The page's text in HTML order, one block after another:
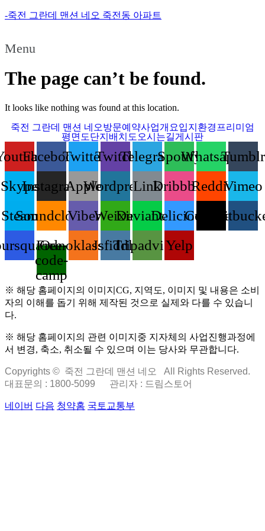
-죽전 그란데 맨션 네오 죽전동 아파트
Menu
The page can’t be found.
It looks like nothing was found at this location.
죽전 그란데 맨션 네오방문예약사업개요입지환경 프리미엄
평면도단지배치도 오시는길게시판
FacebookTwitterTwitchTelegramSpotifyWhatsappTumblr
SkypeInstagramAppleWordpressLinkDribbbleRedditVimeo
Steam
Soundcloud
ViberWeixinDeviantart
DeliciousCodepen
Free-
code-
camp
Odnoklassniki
Jsfiddle
Tripadvisor
Yelp
※ 해당 홈페이지의 이미지CG, 지역도, 이미지 및 내용은 소비
자의 이해를 돕기 위해 제작된 것으로 실제와 다를 수 있습니
다.
※ 해당 홈페이지의 관련 이미지중 지자체의 사업진행과정에
서 변경, 축소, 취소될 수 있으며 이는 당사와 무관합니다.
Copyrights © 죽전 그란데 맨션 네오 All Rights Reserved.
대표문의 : 1800-5099 관리자 : 드림스토어
네이버 다음 청약홈 국토교통부